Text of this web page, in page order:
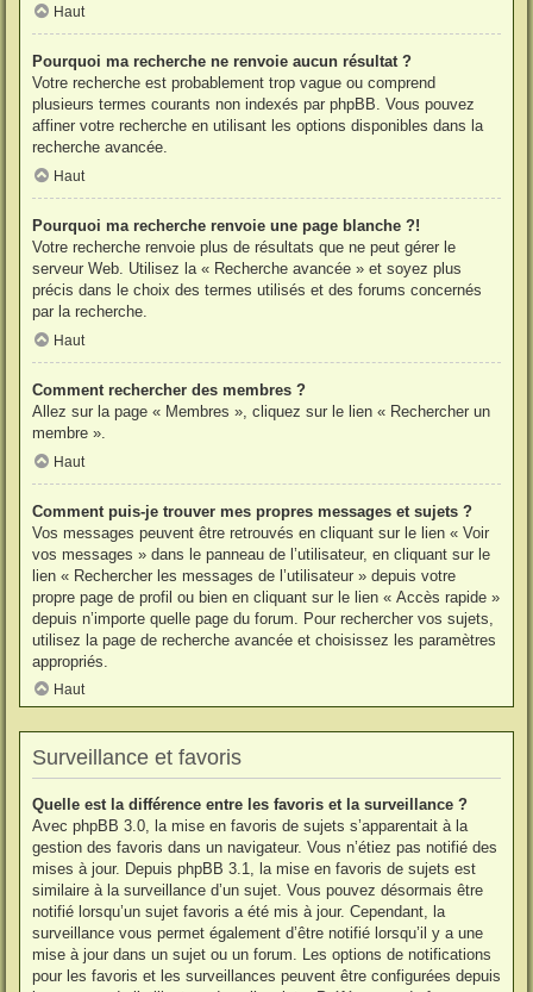
Haut
Pourquoi ma recherche ne renvoie aucun résultat ?
Votre recherche est probablement trop vague ou comprend
plusieurs termes courants non indexés par phpBB. Vous pouvez
affiner votre recherche en utilisant les options disponibles dans la
recherche avancée.
Haut
Pourquoi ma recherche renvoie une page blanche ?!
Votre recherche renvoie plus de résultats que ne peut gérer le
serveur Web. Utilisez la « Recherche avancée » et soyez plus
précis dans le choix des termes utilisés et des forums concernés
par la recherche.
Haut
Comment rechercher des membres ?
Allez sur la page « Membres », cliquez sur le lien « Rechercher un
membre ».
Haut
Comment puis-je trouver mes propres messages et sujets ?
Vos messages peuvent être retrouvés en cliquant sur le lien « Voir
vos messages » dans le panneau de l’utilisateur, en cliquant sur le
lien « Rechercher les messages de l’utilisateur » depuis votre
propre page de profil ou bien en cliquant sur le lien « Accès rapide »
depuis n’importe quelle page du forum. Pour rechercher vos sujets,
utilisez la page de recherche avancée et choisissez les paramètres
appropriés.
Haut
Surveillance et favoris
Quelle est la différence entre les favoris et la surveillance ?
Avec phpBB 3.0, la mise en favoris de sujets s’apparentait à la
gestion des favoris dans un navigateur. Vous n’étiez pas notifié des
mises à jour. Depuis phpBB 3.1, la mise en favoris de sujets est
similaire à la surveillance d’un sujet. Vous pouvez désormais être
notifié lorsqu’un sujet favoris a été mis à jour. Cependant, la
surveillance vous permet également d’être notifié lorsqu’il y a une
mise à jour dans un sujet ou un forum. Les options de notifications
pour les favoris et les surveillances peuvent être configurées depuis